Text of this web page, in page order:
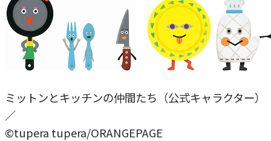
ミットンとキッチンの仲間たち（公式キャラクター）
／
©tupera tupera/ORANGEPAGE